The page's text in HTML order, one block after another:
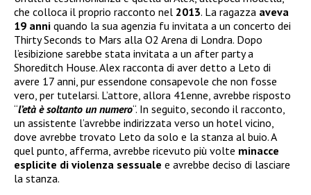
che colloca il proprio racconto nel 2013. La ragazza aveva
19 anni quando la sua agenzia fu invitata a un concerto dei
Thirty Seconds to Mars alla O2 Arena di Londra. Dopo
l’esibizione sarebbe stata invitata a un after party a
Shoreditch House. Alex racconta di aver detto a Leto di
avere 17 anni, pur essendone consapevole che non fosse
vero, per tutelarsi. L’attore, allora 41enne, avrebbe risposto
“l’età è soltanto un numero“. In seguito, secondo il racconto,
un assistente l’avrebbe indirizzata verso un hotel vicino,
dove avrebbe trovato Leto da solo e la stanza al buio. A
quel punto, afferma, avrebbe ricevuto più volte minacce
esplicite di violenza sessuale e avrebbe deciso di lasciare
la stanza.